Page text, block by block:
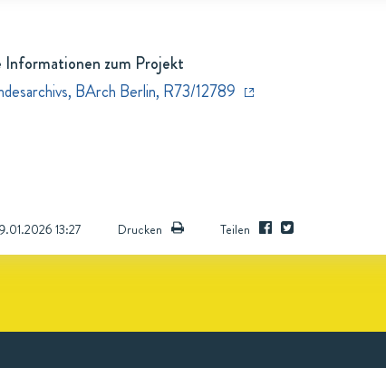
zum Projekt
BArch Berlin, R73/12789
13:27 Drucken Teilen